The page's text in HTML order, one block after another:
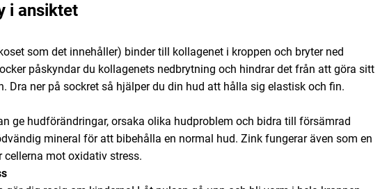
i ansiktet
som det innehåller) binder till kollagenet i kroppen och bryter ned
påskyndar du kollagenets nedbrytning och hindrar det från att göra sitt
Dra ner på sockret så hjälper du din hud att hålla sig elastisk och fin.
ge hudförändringar, orsaka olika hudproblem och bidra till försämrad
mineral för att bibehålla en normal hud. Zink fungerar även som en
mot oxidativ stress.